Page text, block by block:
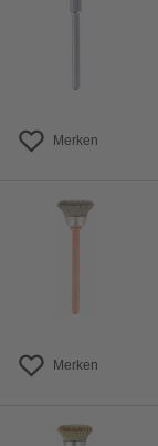
Merken
Merken